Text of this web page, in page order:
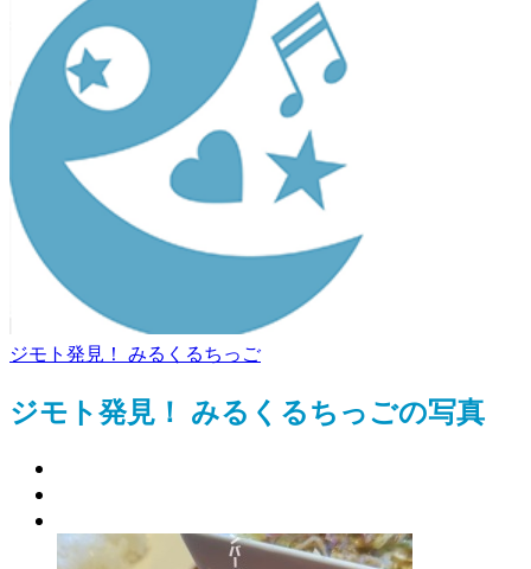
ジモト発見！ みるくるちっご
ジモト発見！ みるくるちっごの写真